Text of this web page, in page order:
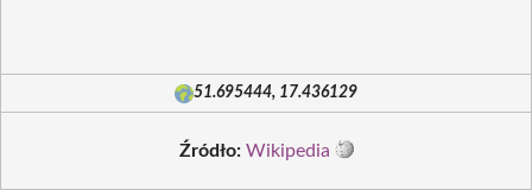
51.695444, 17.436129
Źródło: Wikipedia